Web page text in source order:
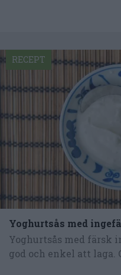
Yoghurtsås med
Yoghurtsås med färsk
god och enkel att laga.
RECEPT